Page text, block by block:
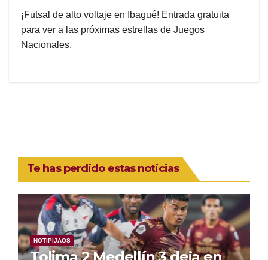
¡Futsal de alto voltaje en Ibagué! Entrada gratuita
para ver a las próximas estrellas de Juegos
Nacionales.
Te has perdido estas noticias
NOTIPIJAOS